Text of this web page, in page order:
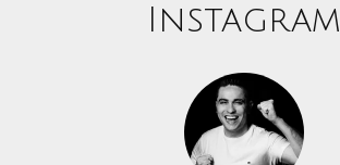
Instagram